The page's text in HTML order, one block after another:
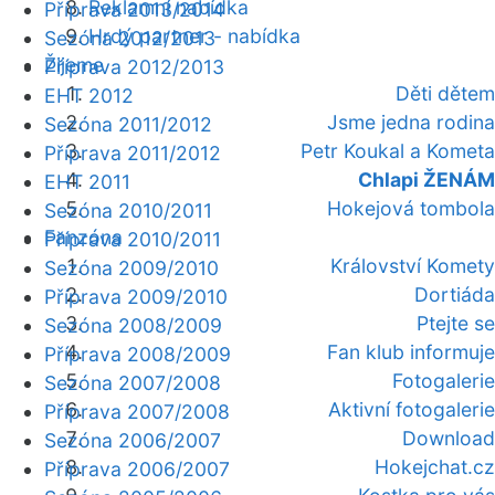
Reklamní nabídka
Hrdý partner - nabídka
Žijeme
Děti dětem
Jsme jedna rodina
Petr Koukal a Kometa
Chlapi ŽENÁM
Hokejová tombola
Fanzóna
Království Komety
Dortiáda
Ptejte se
Fan klub informuje
Fotogalerie
Aktivní fotogalerie
Download
Hokejchat.cz
Příprava 2013/2014
Sezóna 2012/2013
Příprava 2012/2013
EHT 2012
Sezóna 2011/2012
Příprava 2011/2012
EHT 2011
Sezóna 2010/2011
Příprava 2010/2011
Sezóna 2009/2010
Příprava 2009/2010
Sezóna 2008/2009
Příprava 2008/2009
Sezóna 2007/2008
Příprava 2007/2008
Sezóna 2006/2007
Příprava 2006/2007